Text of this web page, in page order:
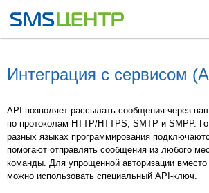
Интеграция с сервисом
API позволяет рассылать сообщения через
по протоколам HTTP/HTTPS, SMTP и SMPP.
разных языках программирования
помогают отправлять сообщения из любого
команды. Для упрощенной авторизации
можно использовать специальный API-ключ.